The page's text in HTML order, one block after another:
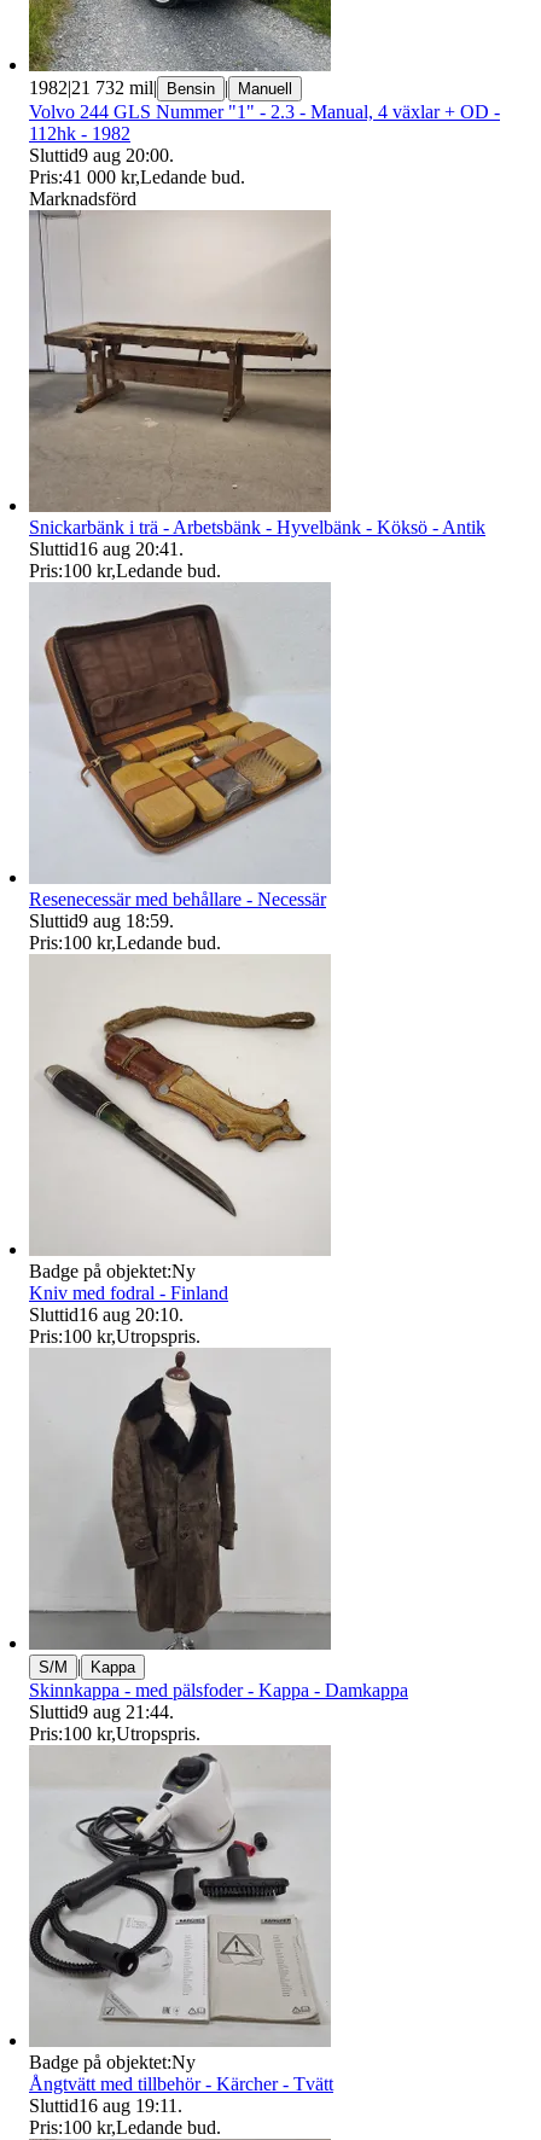
1982|21 732 mil| Bensin | Manuell
Volvo 244 GLS Nummer "1" - 2.3 - Manual, 4 växlar + OD -
112hk - 1982
Sluttid9 aug 20:00.
Pris:41 000 kr,Ledande bud.
Marknadsförd
Snickarbänk i trä - Arbetsbänk - Hyvelbänk - Köksö - Antik
Sluttid16 aug 20:41 .
Pris:100 kr,Ledande bud.
Resenecessär med behållare - Necessär
Sluttid9 aug 18:59.
Pris:100 kr,Ledande bud.
Badge på objektet:Ny
Kniv med fodral - Finland
Sluttid16 aug 20:10.
Pris:100 kr,Utropspris.
S/M | Kappa
Skinnkappa - med pälsfoder - Kappa - Damkappa
Sluttid9 aug 21:44.
Pris:100 kr,Utropspris.
Badge på objektet:Ny
Ångtvätt med tillbehör - Kärcher - Tvätt
Sluttid16 aug 19:11 .
Pris:100 kr,Ledande bud.